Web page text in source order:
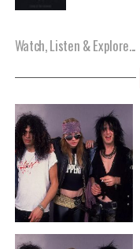
Watch, Listen & Explore...